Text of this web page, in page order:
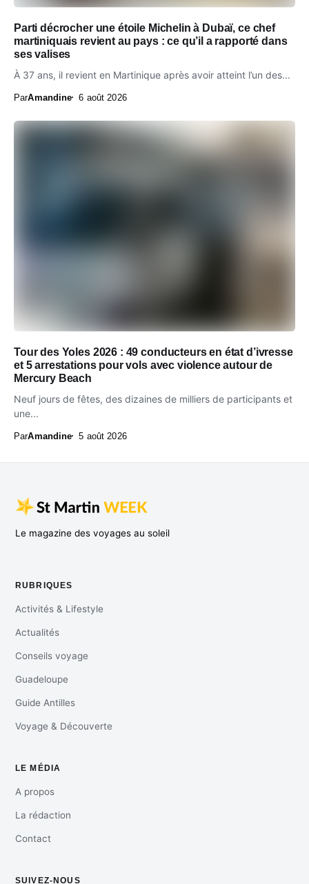
Parti décrocher une étoile Michelin à Dubaï, ce chef
martiniquais revient au pays : ce qu’il a rapporté dans
ses valises
À 37 ans, il revient en Martinique après avoir atteint l’un des...
ParAmandine 6 août 2026
Tour des Yoles 2026 : 49 conducteurs en état d’ivresse
et 5 arrestations pour vols avec violence autour de
Mercury Beach
Neuf jours de fêtes, des dizaines de milliers de participants et
une...
ParAmandine 5 août 2026
Le magazine des voyages au soleil
RUBRIQUES
Activités & Lifestyle
Actualités
Conseils voyage
Guadeloupe
Guide Antilles
Voyage & Découverte
LE MÉDIA
A propos
La rédaction
Contact
SUIVEZ-NOUS